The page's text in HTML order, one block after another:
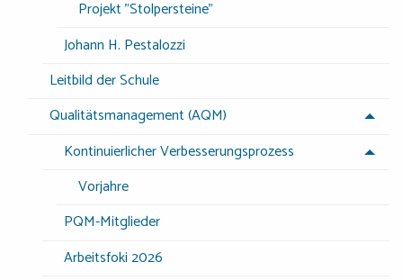
Projekt "Stolpersteine"
Johann H. Pestalozzi
Leitbild der Schule
Qualitätsmanagement (AQM)
Kontinuierlicher Verbesserungsprozess
Vorjahre
PQM-Mitglieder
Arbeitsfoki 2026